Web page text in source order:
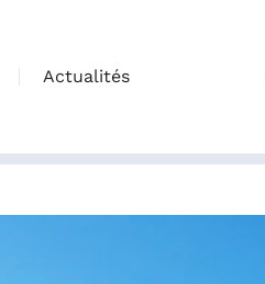
Actualités